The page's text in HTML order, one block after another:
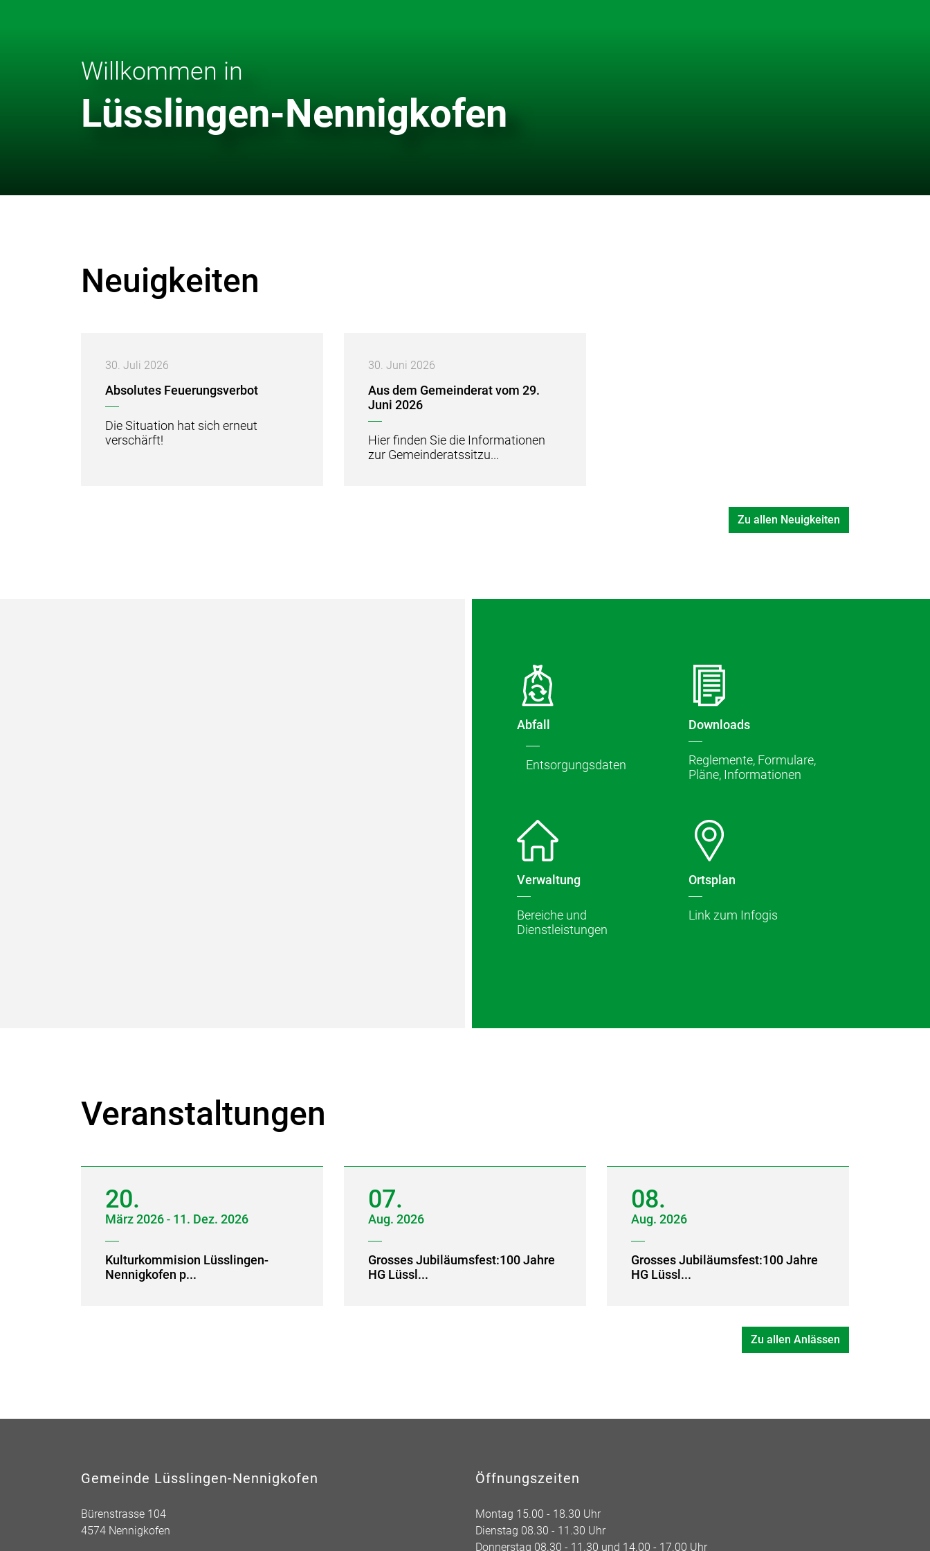
Willkommen in
Lüsslingen-Nennigkofen
Neuigkeiten
30. Juli 2026
Absolutes Feuerungsverbot
Die Situation hat sich erneut
verschärft!
30. Juni 2026
Aus dem Gemeinderat vom 29.
Juni 2026
Hier finden Sie die Informationen
zur Gemeinderatssitzu...
Zu allen Neuigkeiten
Verschiedene Informationen
Abfall
Entsorgungsdaten
Downloads
Reglemente, Formulare,
Pläne, Informationen
Verwaltung
Bereiche und
Dienstleistungen
Ortsplan
Link zum Infogis
Veranstaltungen
20.
März2026- 11. Dez. 2026
Kulturkommision Lüsslingen-
Nennigkofen p...
07.
Aug. 2026
Grosses Jubiläumsfest:100 Jahre
HG Lüssl...
08.
Aug. 2026
Grosses Jubiläumsfest:100 Jahre
HG Lüssl...
Zu allen Anlässen
Gemeinde Lüsslingen-Nennigkofen
Bürenstrasse 104
4574 Nennigkofen
Öffnungszeiten
Montag 15.00 - 18.30 Uhr
Dienstag 08.30 - 11.30 Uhr
Donnerstag 08.30 - 11.30 und 14.00 - 17.00 Uhr